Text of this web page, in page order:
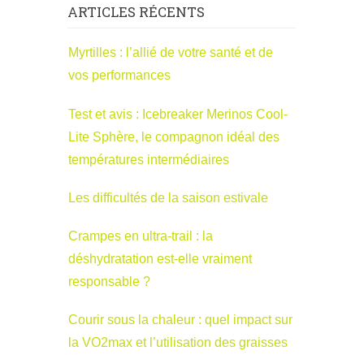
ARTICLES RÉCENTS
Myrtilles : l’allié de votre santé et de
vos performances
Test et avis : Icebreaker Merinos Cool-
Lite Sphère, le compagnon idéal des
températures intermédiaires
Les difficultés de la saison estivale
Crampes en ultra-trail : la
déshydratation est-elle vraiment
responsable ?
Courir sous la chaleur : quel impact sur
la VO2max et l’utilisation des graisses